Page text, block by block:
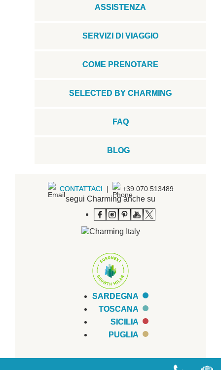
ASSISTENZA
SERVIZI DI VIAGGIO
COME PRENOTARE
SELECTED BY CHARMING
FAQ
BLOG
CONTATTACI | +39.070.513489
segui Charming anche su
SARDEGNA
TOSCANA
SICILIA
PUGLIA